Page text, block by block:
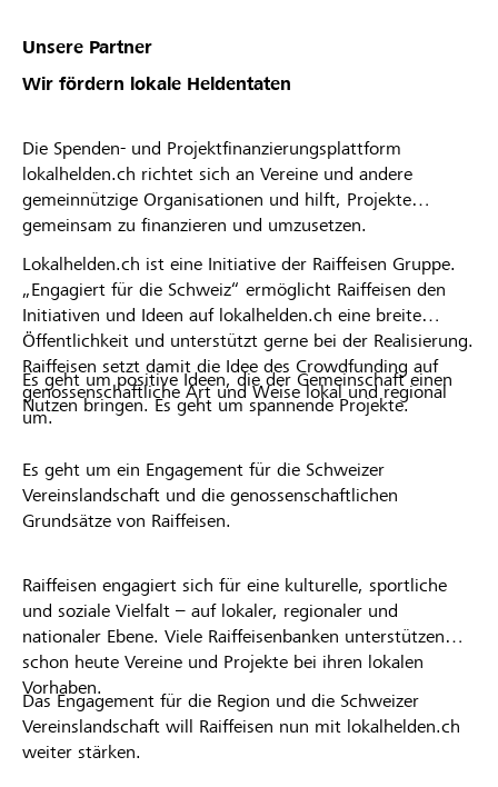
Unsere Partner
Wir fördern lokale Heldentaten
Die Spenden- und Projektfinanzierungsplattform
lokalhelden.ch richtet sich an Vereine und andere
gemeinnützige Organisationen und hilft, Projekte
gemeinsam zu finanzieren und umzusetzen.
Lokalhelden.ch ist eine Initiative der Raiffeisen Gruppe.
„Engagiert für die Schweiz“ ermöglicht Raiffeisen den
Initiativen und Ideen auf lokalhelden.ch eine breite
Öffentlichkeit und unterstützt gerne bei der Realisierung.
Raiffeisen setzt damit die Idee des Crowdfunding auf
genossenschaftliche Art und Weise lokal und regional
um.
Es geht um positive Ideen, die der Gemeinschaft einen
Nutzen bringen. Es geht um spannende Projekte.
Es geht um ein Engagement für die Schweizer
Vereinslandschaft und die genossenschaftlichen
Grundsätze von Raiffeisen.
Raiffeisen engagiert sich für eine kulturelle, sportliche
und soziale Vielfalt – auf lokaler, regionaler und
nationaler Ebene. Viele Raiffeisenbanken unterstützen
schon heute Vereine und Projekte bei ihren lokalen
Vorhaben.
Das Engagement für die Region und die Schweizer
Vereinslandschaft will Raiffeisen nun mit lokalhelden.ch
weiter stärken.